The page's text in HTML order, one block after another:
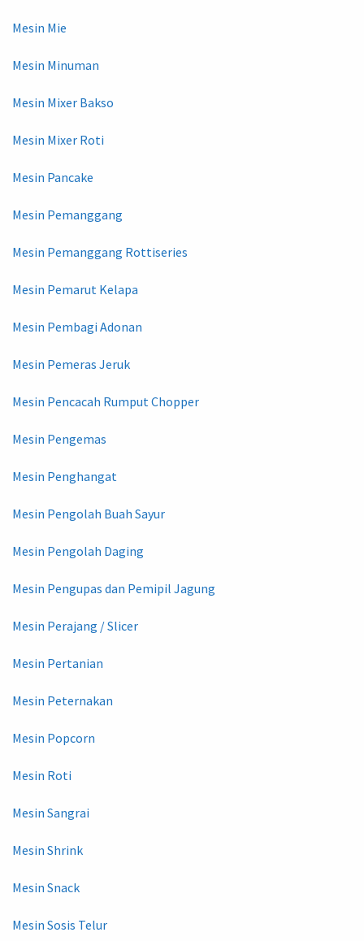
Mesin Mie
Mesin Minuman
Mesin Mixer Bakso
Mesin Mixer Roti
Mesin Pancake
Mesin Pemanggang
Mesin Pemanggang Rottiseries
Mesin Pemarut Kelapa
Mesin Pembagi Adonan
Mesin Pemeras Jeruk
Mesin Pencacah Rumput Chopper
Mesin Pengemas
Mesin Penghangat
Mesin Pengolah Buah Sayur
Mesin Pengolah Daging
Mesin Pengupas dan Pemipil Jagung
Mesin Perajang / Slicer
Mesin Pertanian
Mesin Peternakan
Mesin Popcorn
Mesin Roti
Mesin Sangrai
Mesin Shrink
Mesin Snack
Mesin Sosis Telur